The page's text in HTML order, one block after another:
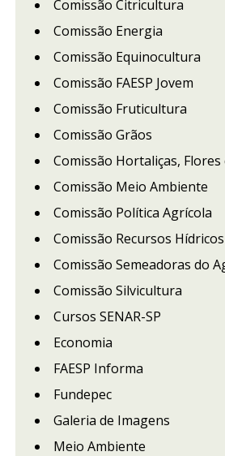
Comissão Citricultura
Comissão Energia
Comissão Equinocultura
Comissão FAESP Jovem
Comissão Fruticultura
Comissão Grãos
Comissão Hortaliças,
Comissão Meio Ambiente
Comissão Política Agrícola
Comissão Recursos
Comissão Semeadoras do
Comissão Silvicultura
Cursos SENAR-SP
Economia
FAESP Informa
Fundepec
Galeria de Imagens
Meio Ambiente